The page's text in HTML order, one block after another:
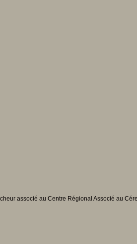
associé au Centre Régional Associé au